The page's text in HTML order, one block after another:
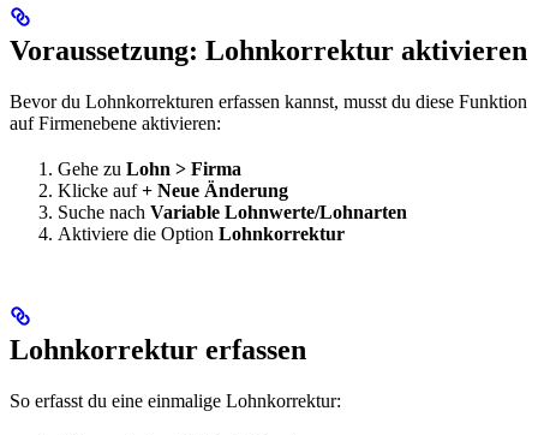
Voraussetzung: Lohnkorrektur aktivieren
Bevor du Lohnkorrekturen erfassen kannst, musst du diese Funktion
auf Firmenebene aktivieren:
Gehe zu Lohn > Firma
Klicke auf+ Neue Änderung
Suche nach Variable Lohnwerte/Lohnarten
Aktiviere die Option Lohnkorrektur
Lohnkorrektur erfassen
So erfasst du eine einmalige Lohnkorrektur: